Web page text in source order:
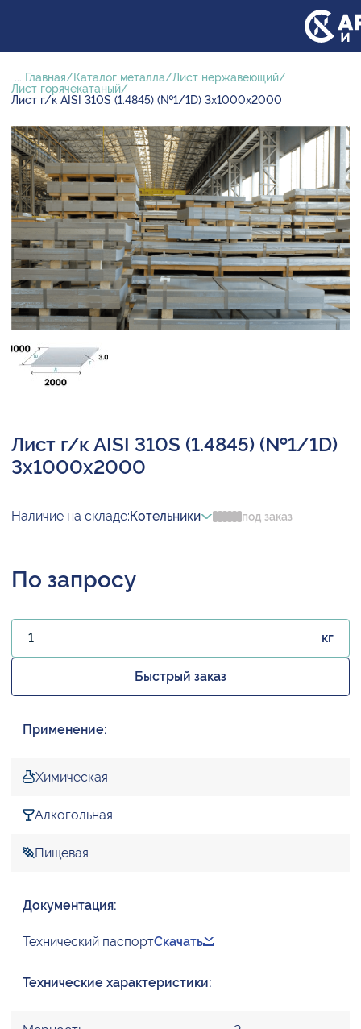
... Главная Каталог металла
Лист нержавеющий
Лист горячекатаный
Лист г/к AISI 310S (1.4845) (№1/1D) 3х1000х2000
Лист г/к AISI 310S (1.4845) (№1/1D)
3х1000х2000
Наличие на складе:Котельники под заказ
По запросу
кг
Быстрый заказ
Применение:
Химическая
Алкогольная
Пищевая
Документация:
Технический паспортСкачать
Технические характеристики: